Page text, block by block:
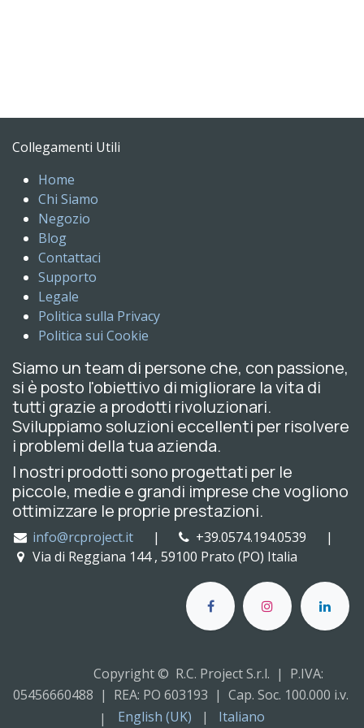
Collegamenti Utili
Home
Chi Siamo
Negozio
Blog
Contattaci
Supporto
Legale
Politica sulla Privacy
Politica sui Cookie
Siamo un team di persone che, con passione,
si è posto l'obiettivo di migliorare la vita di
tutti grazie a prodotti rivoluzionari.
Sviluppiamo soluzioni eccellenti per risolvere
i problemi della tua azienda.
I nostri prodotti sono progettati per le
piccole, medie e grandi imprese che vogliono
ottimizzare le proprie prestazioni.
info@rcproject.it|
+39.0574.194.0539 |
Via di Reggiana 144 , 59100 Prato (PO) Italia
Copyright © R.C. Project S.r.l. | P.IVA:
05456660488 | REA: PO 603193 | Cap. Soc. 100.000 i.v.
|
English (UK) | Italiano